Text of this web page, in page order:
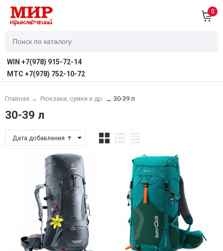
0
WIN +7(978) 915-72-14
MTC +7(978) 752-10-72
Главная → Рюкзаки, сумки и др. → 30-39 л
30-39 л
Дата добавления